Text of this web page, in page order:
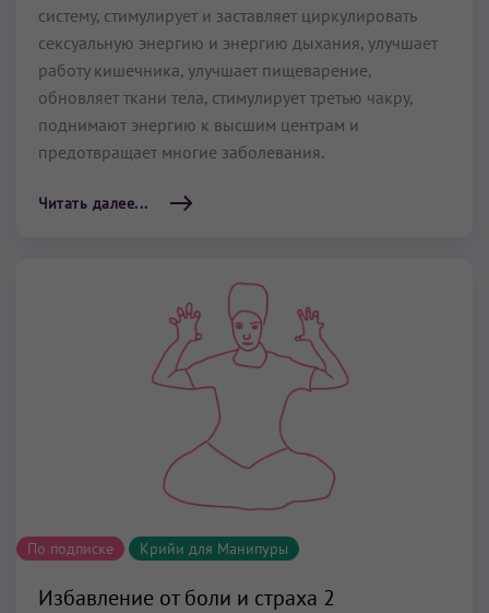
систему, стимулирует и заставляет циркулировать
сексуальную энергию и энергию дыхания, улучшает
работу кишечника, улучшает пищеварение,
обновляет ткани тела, стимулирует третью чакру,
поднимают энергию к высшим центрам и
предотвращает многие заболевания.
Читать далее...
По подписке Крийи для Манипуры
Избавление от боли и страха 2